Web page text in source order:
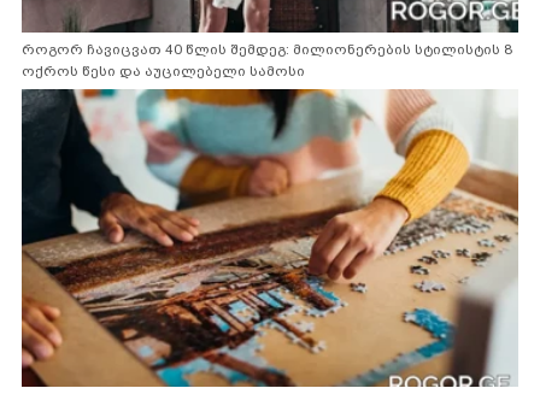
როგორ ჩავიცვათ 40 წლის შემდეგ: მილიონერების სტილისტის 8
ოქროს წესი და აუცილებელი სამოსი